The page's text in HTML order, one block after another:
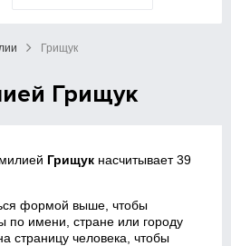
Грищук
Грищук
Грищук насчитывает 39
формой выше, чтобы
по имени, стране или городу
страницу человека, чтобы